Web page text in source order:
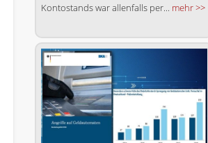
Kontostands war allenfalls per... mehr >>